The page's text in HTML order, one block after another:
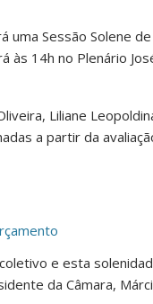
uma Sessão Solene
às 14h no Plenário
Liliane
a partir da
e esta
da Câmara,